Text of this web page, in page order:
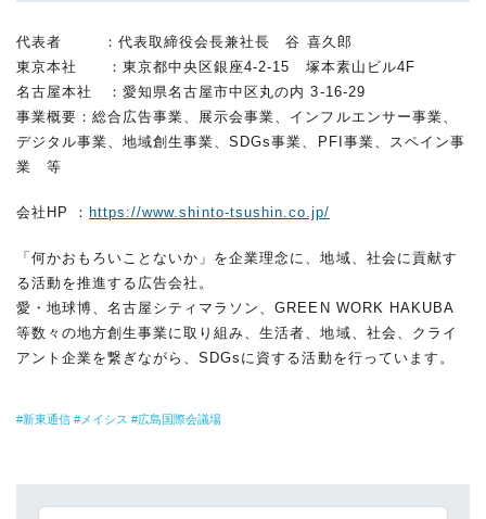
代表者 ：代表取締役会長兼社長 谷 喜久郎
東京本社 ：東京都中央区銀座4-2-15 塚本素山ビル4F
名古屋本社 ：愛知県名古屋市中区丸の内 3-16-29
事業概要：総合広告事業、展示会事業、インフルエンサー事業、
デジタル事業、地域創生事業、SDGs事業、PFI事業、スペイン事
業 等
会社HP ： https://www.shinto-tsushin.co.jp/
「何かおもろいことないか」を企業理念に、地域、社会に貢献す
る活動を推進する広告会社。
愛・地球博、名古屋シティマラソン、GREEN WORK HAKUBA
等数々の地方創生事業に取り組み、生活者、地域、社会、クライ
アント企業を繋ぎながら、SDGsに資する活動を行っています。
新東通信 メイシス 広島国際会議場